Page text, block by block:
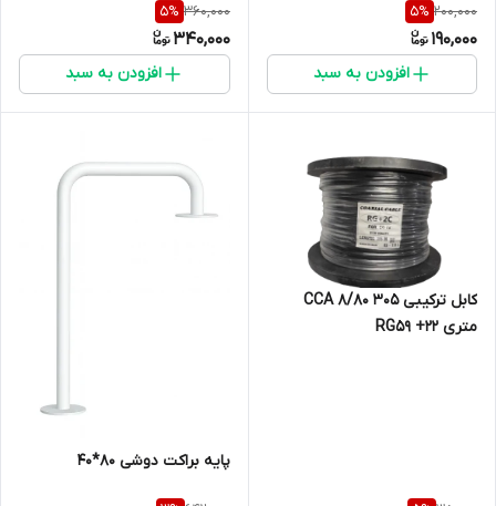
200,000
5%
190,000
افزودن به سبد
360,000
5%
340,000
افزودن به سبد
کابل ترکیبی CCA 8/80 305
متری RG59 +22
پایه براکت دوشی 80*40